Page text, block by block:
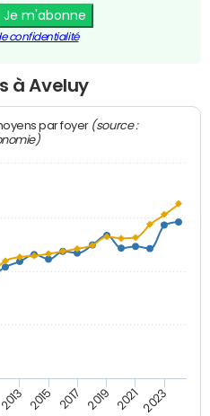
Je m'abonne
confidentialité
à Aveluy
par foyer (source :
2013 2015 2017 2019 2021 2023